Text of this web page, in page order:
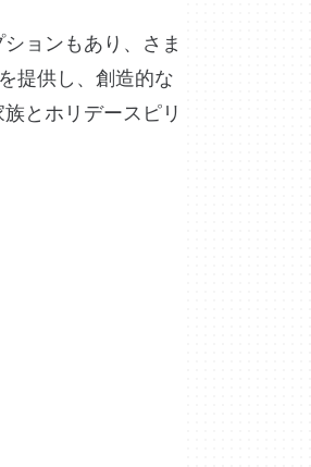
ョンもあり、さま
提供し、創造的な
とホリデースピリ